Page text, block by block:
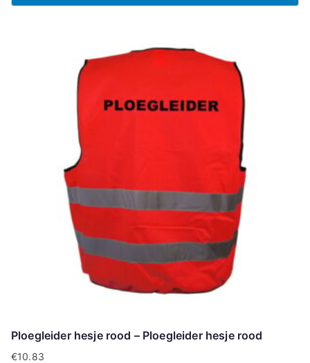
Ploegleider hesje rood – Ploegleider hesje rood
€10.83